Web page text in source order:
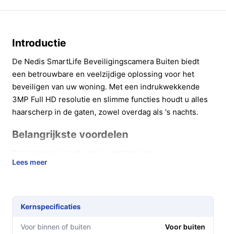
Introductie
De Nedis SmartLife Beveiligingscamera Buiten biedt
een betrouwbare en veelzijdige oplossing voor het
beveiligen van uw woning. Met een indrukwekkende
3MP Full HD resolutie en slimme functies houdt u alles
haarscherp in de gaten, zowel overdag als 's nachts.
Belangrijkste voordelen
gebruiksgemak en effectieve beveiliging. Hier zijn
Haarscherpe beelden:Dankzij de 3MP resolutie
geniet u van gedetailleerde beelden, zelfs in
uitdagende lichtomstandigheden.
Lees meer
Kernspecificaties
Voor binnen of buiten Voor buiten